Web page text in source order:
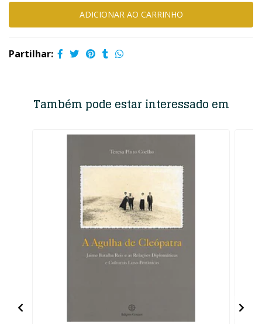
Partilhar:
Também pode estar interessado em